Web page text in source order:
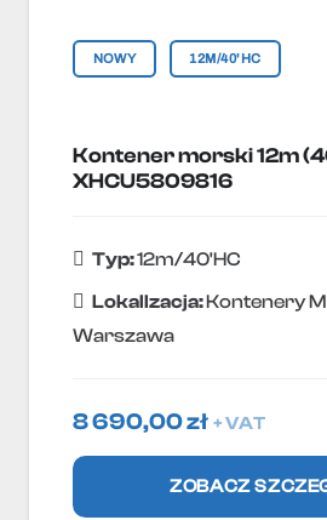
NOWY 12M/40'HC
Kontener morski 12m
XHCU5809816
Typ:12m/40'HC
Lokallzacja:Kontenery
Warszawa
8 690,00zł + VAT
ZOBACZ